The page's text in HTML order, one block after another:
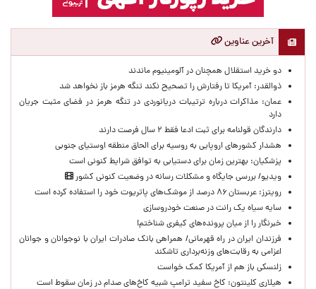
آخرین عناوین
دو خرید استقلال همچنان در آلومینیوم ماندند
ذوالقدر: آمریکا تا رفتارش را تصحیح نکند تنگه هرمز باز نخواهد شد
عمان: مذاکرات درباره ترتیبات دریانوردی در تنگه هرمز در فضای مثبت جریان
دارد
دارندگان قولنامه برای ثبت ادعا فقط ۲ سال فرصت دارند
هشدار کشورهای اروپایی به روسیه برای الحاق منطقه اوستیای جنوبی
پزشکیان‌: بهترین زمان برای دستیابی به توافق شرایط کنونی است
ویدیو/ بررسی جایگاه و مشکلات رسانه در وضعیت کنونی کشور
رویترز: عربستان ۸۶ درصد از موشک‌های پاتریوت خود را استفاده کرده است
سایه سیاه یک رانت در صنعت خودروسازی
خبرنگار را از میان پرونده‌های کیفری شناختم!
​فرزندان ایران در راه قهرمانی/ همراهی بانک صادرات ایران با نوجوانان و جوانان
اعزامی به رقابت‌های وزنه‌برداری تاشکند
زلنسکی باز هم از آمریکا کمک خواست
هیلاری کلینتون: کاخ سفید ترامپ شبیه کاخ‌های صدام در زمان سقوط است